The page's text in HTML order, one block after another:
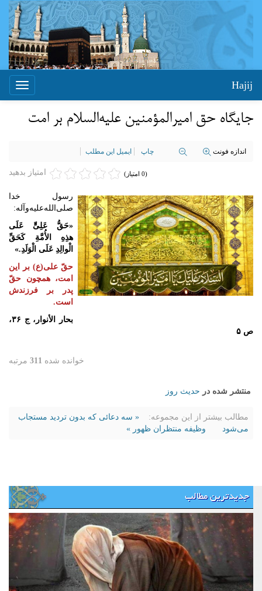
Toggle
Hajij
جایگاه حق امیرالمؤمنین علیه‌السلام بر امت
اندازه فونت چاپ ایمیل این مطلب
امتیاز بدهید (0 امتیاز)
رسول خدا
صلی‌الله‌علیه‌وآله:
«حَقُّ عَلِیٍّ عَلَی
هذِهِ الأُمَّةِ کَحَقِّ
الْوالِدِ عَلَی الْوَلَدِ.»
حقّ علی(ع) بر این
امت، همچون حقّ
پدر بر فرزندش
است.
بحار الأنوار، ج ۳۶،
ص ۵
خوانده شده 311 مرتبه
منتشر شده در حدیث روز
مطالب بیشتر از این مجموعه:
« سه دعائی که بدون تردید مستجاب
می‌شود
وظیفه منتظران ظهور »
جدیدترین مطالب